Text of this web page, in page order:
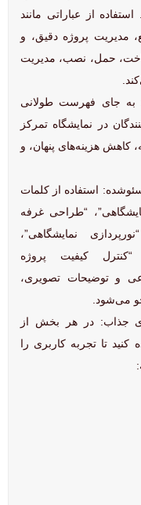
از عباراتی مانند
مدیریت پروژه دقیق، و
حمل، نصب، مدیریت
به جای فهرست طولانی
در نمایشگاه تمرکز
کاهش هزینه‌های پنهان، و
استفاده از کلمات
“طراحی غرفه
نمایشگاهی”،
“کنترل کیفیت پروژه
و توضیحات تصویری،
می‌شود.
جذاب: در هر بخش از
کنید تا تجربه کاربری را